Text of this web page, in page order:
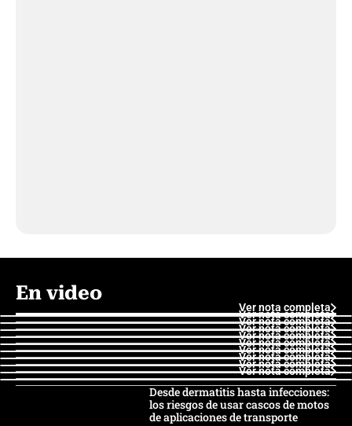
En video
Ver nota completa
Ver nota completa
Ver nota completa
Ver nota completa
Ver nota completa
Ver nota completa
Ver nota completa
Ver nota completa
Ver nota completa
Ver nota completa
Desde dermatitis hasta infecciones:
los riesgos de usar cascos de motos
de aplicaciones de transporte